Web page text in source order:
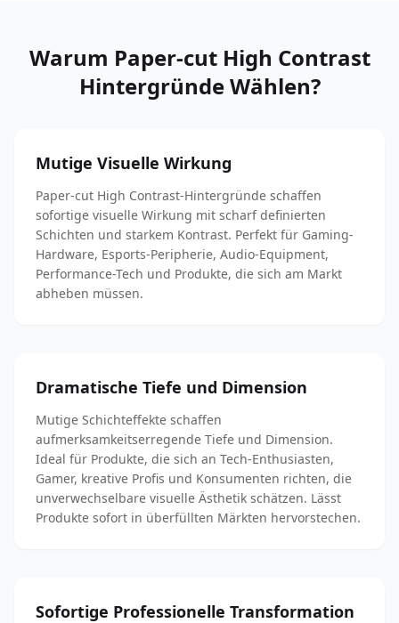
Warum Paper-cut High Contrast
Hintergründe Wählen?
Mutige Visuelle Wirkung
Paper-cut High Contrast-Hintergründe schaffen
sofortige visuelle Wirkung mit scharf definierten
Schichten und starkem Kontrast. Perfekt für Gaming-
Hardware, Esports-Peripherie, Audio-Equipment,
Performance-Tech und Produkte, die sich am Markt
abheben müssen.
Dramatische Tiefe und Dimension
Mutige Schichteffekte schaffen
aufmerksamkeitserregende Tiefe und Dimension.
Ideal für Produkte, die sich an Tech-Enthusiasten,
Gamer, kreative Profis und Konsumenten richten, die
unverwechselbare visuelle Ästhetik schätzen. Lässt
Produkte sofort in überfüllten Märkten hervorstechen.
Sofortige Professionelle Transformation